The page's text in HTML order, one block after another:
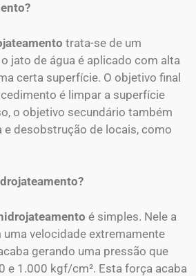
trata-se de um
jato de água é aplicado com alta
certa superfície. O objetivo final
é limpar a superfície
o objetivo secundário também
e desobstrução de locais, como
é simples. Nele a
uma velocidade extremamente
gerando uma pressão que
e 1.000 kgf/cm². Esta força acaba